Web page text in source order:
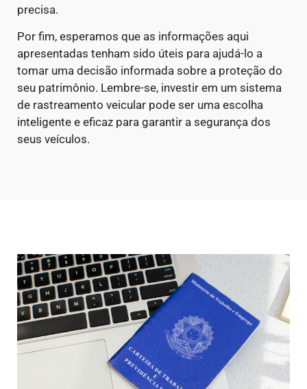
precisa.
Por fim, esperamos que as informações aqui
apresentadas tenham sido úteis para ajudá-lo a
tomar uma decisão informada sobre a proteção do
seu patrimônio. Lembre-se, investir em um sistema
de rastreamento veicular pode ser uma escolha
inteligente e eficaz para garantir a segurança dos
seus veículos.